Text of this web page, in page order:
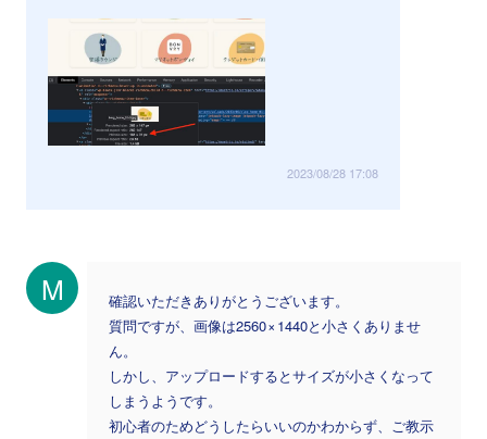
2023/08/28 17:08
M
確認いただきありがとうございます。
質問ですが、画像は2560 × 1440と小さくありませ
ん。
しかし、アップロードするとサイズが小さくなって
しまうようです。
初心者のためどうしたらいいのかわからず、ご教示